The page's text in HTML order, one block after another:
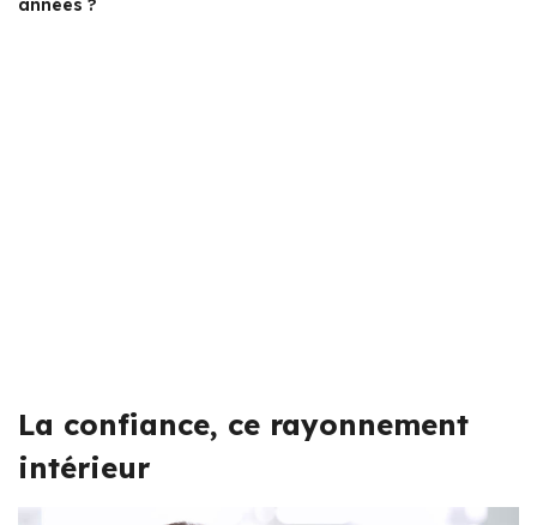
années ?
La confiance, ce rayonnement
intérieur